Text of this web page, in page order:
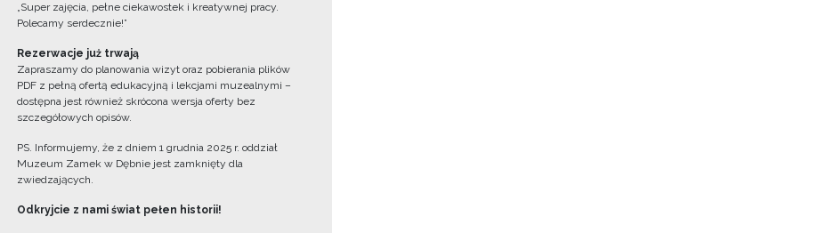
„Super zajęcia, pełne ciekawostek i kreatywnej pracy.
Polecamy serdecznie!”
Rezerwacje już trwają
Zapraszamy do planowania wizyt oraz pobierania plików
PDF z pełną ofertą edukacyjną i lekcjami muzealnymi –
dostępna jest również skrócona wersja oferty bez
szczegółowych opisów.
PS. Informujemy, że z dniem 1 grudnia 2025 r. oddział
Muzeum Zamek w Dębnie jest zamknięty dla
zwiedzających.
Odkryjcie z nami świat pełen historii!